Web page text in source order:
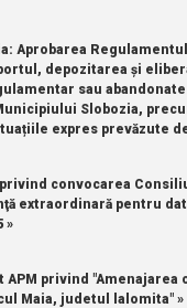
Aprobarea
depozitarea și
sau abandonate
Slobozia,
expres prevăzute
privind convocarea
extraordinară pentru
»
APM privind
Maia, judetul lalomita" »